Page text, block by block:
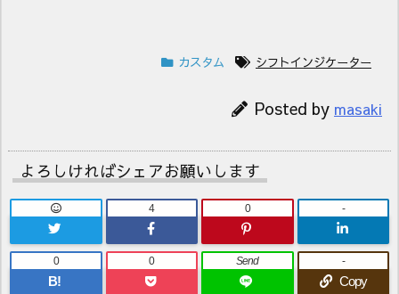
カスタム シフトインジケーター
Posted by masaki
よろしければシェアお願いします
4 0 -
B!
0 0 Send
Copy
-